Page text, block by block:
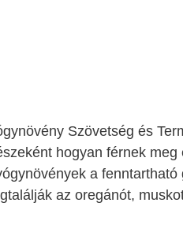
Szövetség és
hogyan férnek
a
az oregánót,